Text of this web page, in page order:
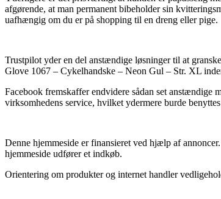
afgørende, at man permanent bibeholder sin
uafhængig om du er på shopping til en dreng eller pige.
Trustpilot yder en del anstændige løsninger til at
Glove 1067 – Cykelhandske – Neon Gul – Str. XL
Facebook fremskaffer endvidere sådan set
virksomhedens service, hvilket ydermere burde
Denne hjemmeside er finansieret ved hjælp af
hjemmeside udfører et indkøb.
Orientering om produkter og internet handler